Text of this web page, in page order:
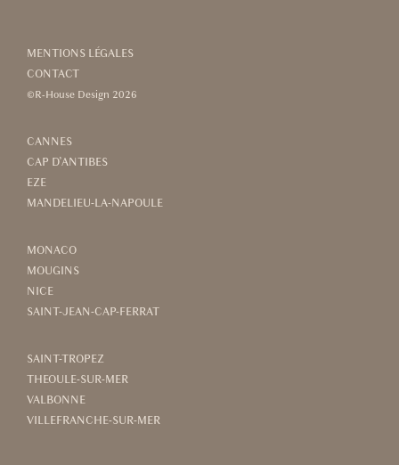
MENTIONS LÉGALES
CONTACT
©R-House Design 2026
CANNES
CAP D’ANTIBES
EZE
MANDELIEU-LA-NAPOULE
MONACO
MOUGINS
NICE
SAINT-JEAN-CAP-FERRAT
SAINT-TROPEZ
THEOULE-SUR-MER
VALBONNE
VILLEFRANCHE-SUR-MER